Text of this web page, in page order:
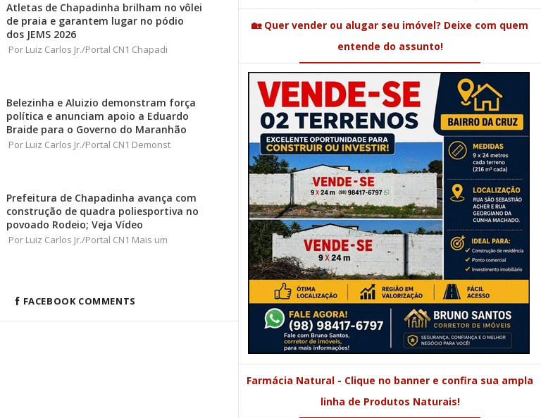
Atletas de Chapadinha brilham no vôlei
de praia e garantem lugar no pódio
dos JEMS 2026
Por Luiz Carlos Jr./Portal CN1 Chapadi
Belezinha e Aluizio demonstram força
política e anunciam apoio a Eduardo
Braide para o Governo do Maranhão
Por Luiz Carlos Jr./Portal CN1 Demonst
Prefeitura de Chapadinha avança com
construção de quadra poliesportiva no
povoado Rodeio; Veja Vídeo
Por Luiz Carlos Jr./Portal CN1 Mais um
FACEBOOK COMMENTS
🏡 Quer vender ou alugar seu imóvel? Deixe com quem
entende do assunto!
Farmácia Natural - Clique no banner e confira sua ampla
linha de Produtos Naturais!